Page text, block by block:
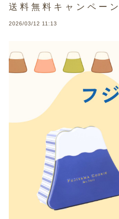
送料無料キャンペー
2026/03/12 11:13